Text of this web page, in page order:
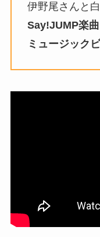
伊野尾さんと
Say!JUMP楽
ミュージック